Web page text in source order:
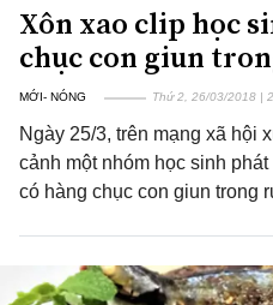
Xôn xao clip học
chục con giun
MỚI- NÓNG Thứ 2, 26/03/2018 |
Ngày 25/3, trên mạng xã hội
cảnh một nhóm học sinh
có hàng chục con giun trong